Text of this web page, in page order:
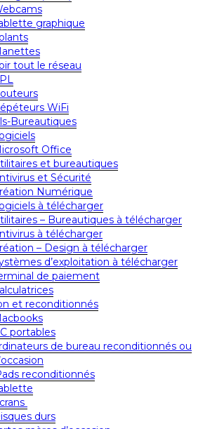
graphique
tout le réseau
WiFi
Bureautiques
Office
et bureautiques
et Sécurité
Numérique
à télécharger
– Bureautiques à télécharger
à télécharger
– Design à télécharger
d’exploitation à télécharger
de paiement
et reconditionnés
portables
de bureau reconditionnés ou
reconditionnés
durs